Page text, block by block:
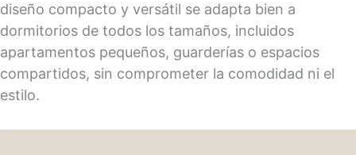
diseño compacto y versátil se adapta bien a
dormitorios de todos los tamaños, incluidos
apartamentos pequeños, guarderías o espacios
compartidos, sin comprometer la comodidad ni el
estilo.